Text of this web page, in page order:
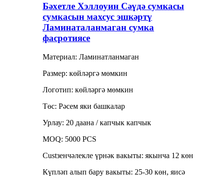
Бәхетле Хэллоуин Сәүдә сумкасы
сумкасын махсус эшкәртү
Ламинаталанмаган сумка
фасротиясе
Материал: Ламинатланмаган
Размер: көйләргә мөмкин
Логотип: көйләргә мөмкин
Төс: Рәсем яки башкалар
Урлау: 20 даана / капчык капчык
MOQ: 5000 PCS
Custзенчәлекле үрнәк вакыты: якынча 12 көн
Күпләп алып бару вакыты: 25-30 көн, яисә